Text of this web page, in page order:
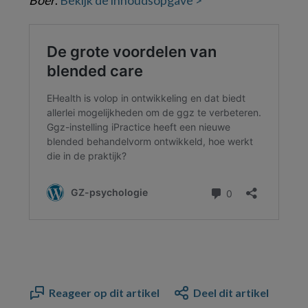
Reageer op dit artikel Deel dit artikel